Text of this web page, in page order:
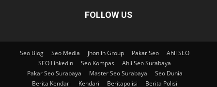
FOLLOW US
Seo Blog Seo Media jhonlin Group Pakar Seo
Ahli SEO
SEO Linkedin
Seo Kompas
Ahli Seo Surabaya
Pakar Seo Surabaya
Master Seo Surabaya
Seo Dunia
Berita Kendari
Kendari Beritapolisi Berita Polisi